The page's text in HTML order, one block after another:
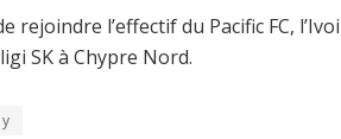
rejoindre l’effectif du Pacific FC,
SK à Chypre Nord.